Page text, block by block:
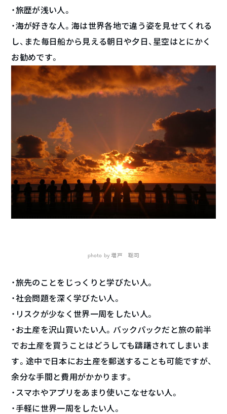
・旅歴が浅い人。
・海が好きな人。海は世界各地で違う姿を見せてくれる
し、また毎日船から見える朝日や夕日、星空はとにかく
お勧めです。
photo by 増戸 聡司
・旅先のことをじっくりと学びたい人。
・社会問題を深く学びたい人。
・リスクが少なく世界一周をしたい人。
・お土産を沢山買いたい人。バックパックだと旅の前半
でお土産を買うことはどうしても躊躇されてしまいま
す。途中で日本にお土産を郵送することも可能ですが、
余分な手間と費用がかかります。
・スマホやアプリをあまり使いこなせない人。
・手軽に世界一周をしたい人。